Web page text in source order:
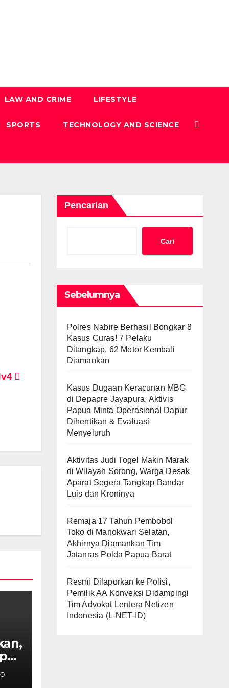
LAW AND CRIME LIFESTYLE
SPORTS TECHNOLOGY AND SCIENCE
Pencarian
Cari
Sebelumnya
Polres Nabire Berhasil Bongkar 8
Kasus Curas! 7 Pelaku
Ditangkap, 62 Motor Kembali
Diamankan
Kasus Dugaan Keracunan MBG
di Depapre Jayapura, Aktivis
Papua Minta Operasional Dapur
Dihentikan & Evaluasi
Menyeluruh
Aktivitas Judi Togel Makin Marak
di Wilayah Sorong, Warga Desak
Aparat Segera Tangkap Bandar
Luis dan Kroninya
Remaja 17 Tahun Pembobol
Toko di Manokwari Selatan,
Akhirnya Diamankan Tim
Jatanras Polda Papua Barat
Resmi Dilaporkan ke Polisi,
Pemilik AA Konveksi Didampingi
Tim Advokat Lentera Netizen
Indonesia (L-NET-ID)